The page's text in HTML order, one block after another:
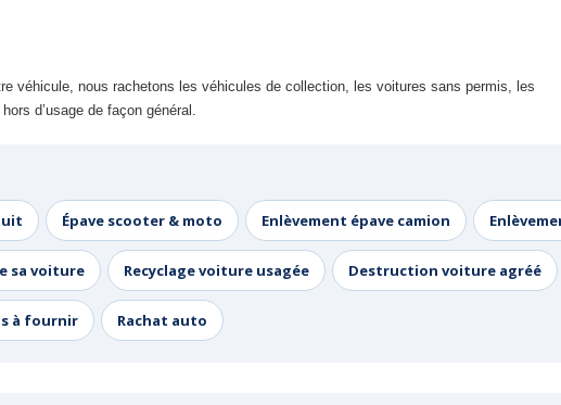
véhicule, nous rachetons les véhicules de collection, les voitures sans permis, les
d’usage de façon général.
Épave scooter & moto Enlèvement épave camion
sa voiture Recyclage voiture usagée Destruction voiture agréé
à fournir Rachat auto